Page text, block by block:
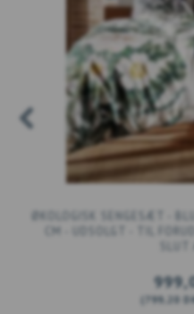
ØKOLOGISK SENGESÆT -
CM - UDSOLGT - TIL
SLUT
799,20